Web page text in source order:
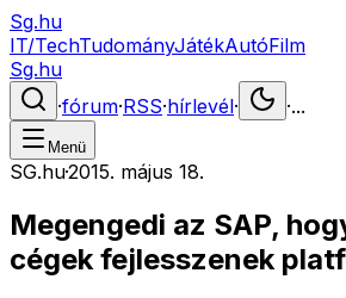
Sg.hu
IT/TechTudományJátékAutóFilm
Sg.hu
·fórum·RSS·hírlevél· ·...
Menü
SG.hu·2015. május 18.
Megengedi az SAP,
cégek fejlesszenek